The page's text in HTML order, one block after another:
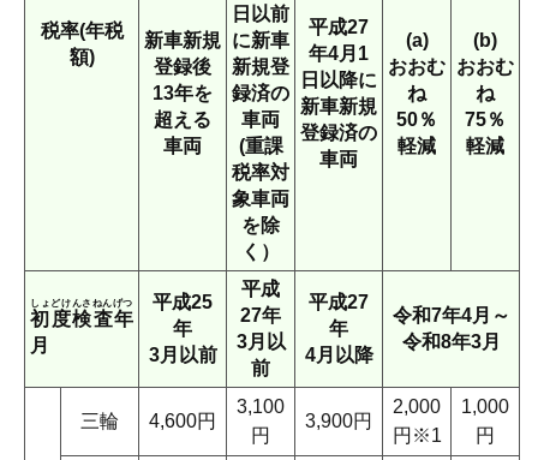
税率(年税
額)
新車新規
登録後
13年を
超える
車両
日以前
に新車
新規登
録済の
車両
(重課
税率対
象車両
を除
く）
平成27
年4月1
日以降に
新車新規
登録済の
車両
(a)
おおむ
ね
50％
軽減
(b)
おおむ
ね
75％
軽減
初度検査年
月
しょどけんさねんげつ
平成25
年
3月以前
平成
27年
3月以
前
平成27
年
4月以降
令和7年4月～
令和8年3月
三輪 4,600円
3,100
円
3,900円
2,000
円※1
1,000
円